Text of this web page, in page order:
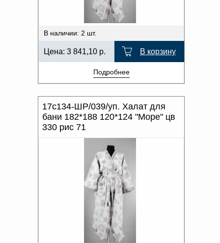
В наличии: 2 шт.
Цена: 3 841,10 р. В корзину
Подробнее
17с134-ШР/039/уп. Халат для
бани 182*188 120*124 "Море" цв
330 рис 71